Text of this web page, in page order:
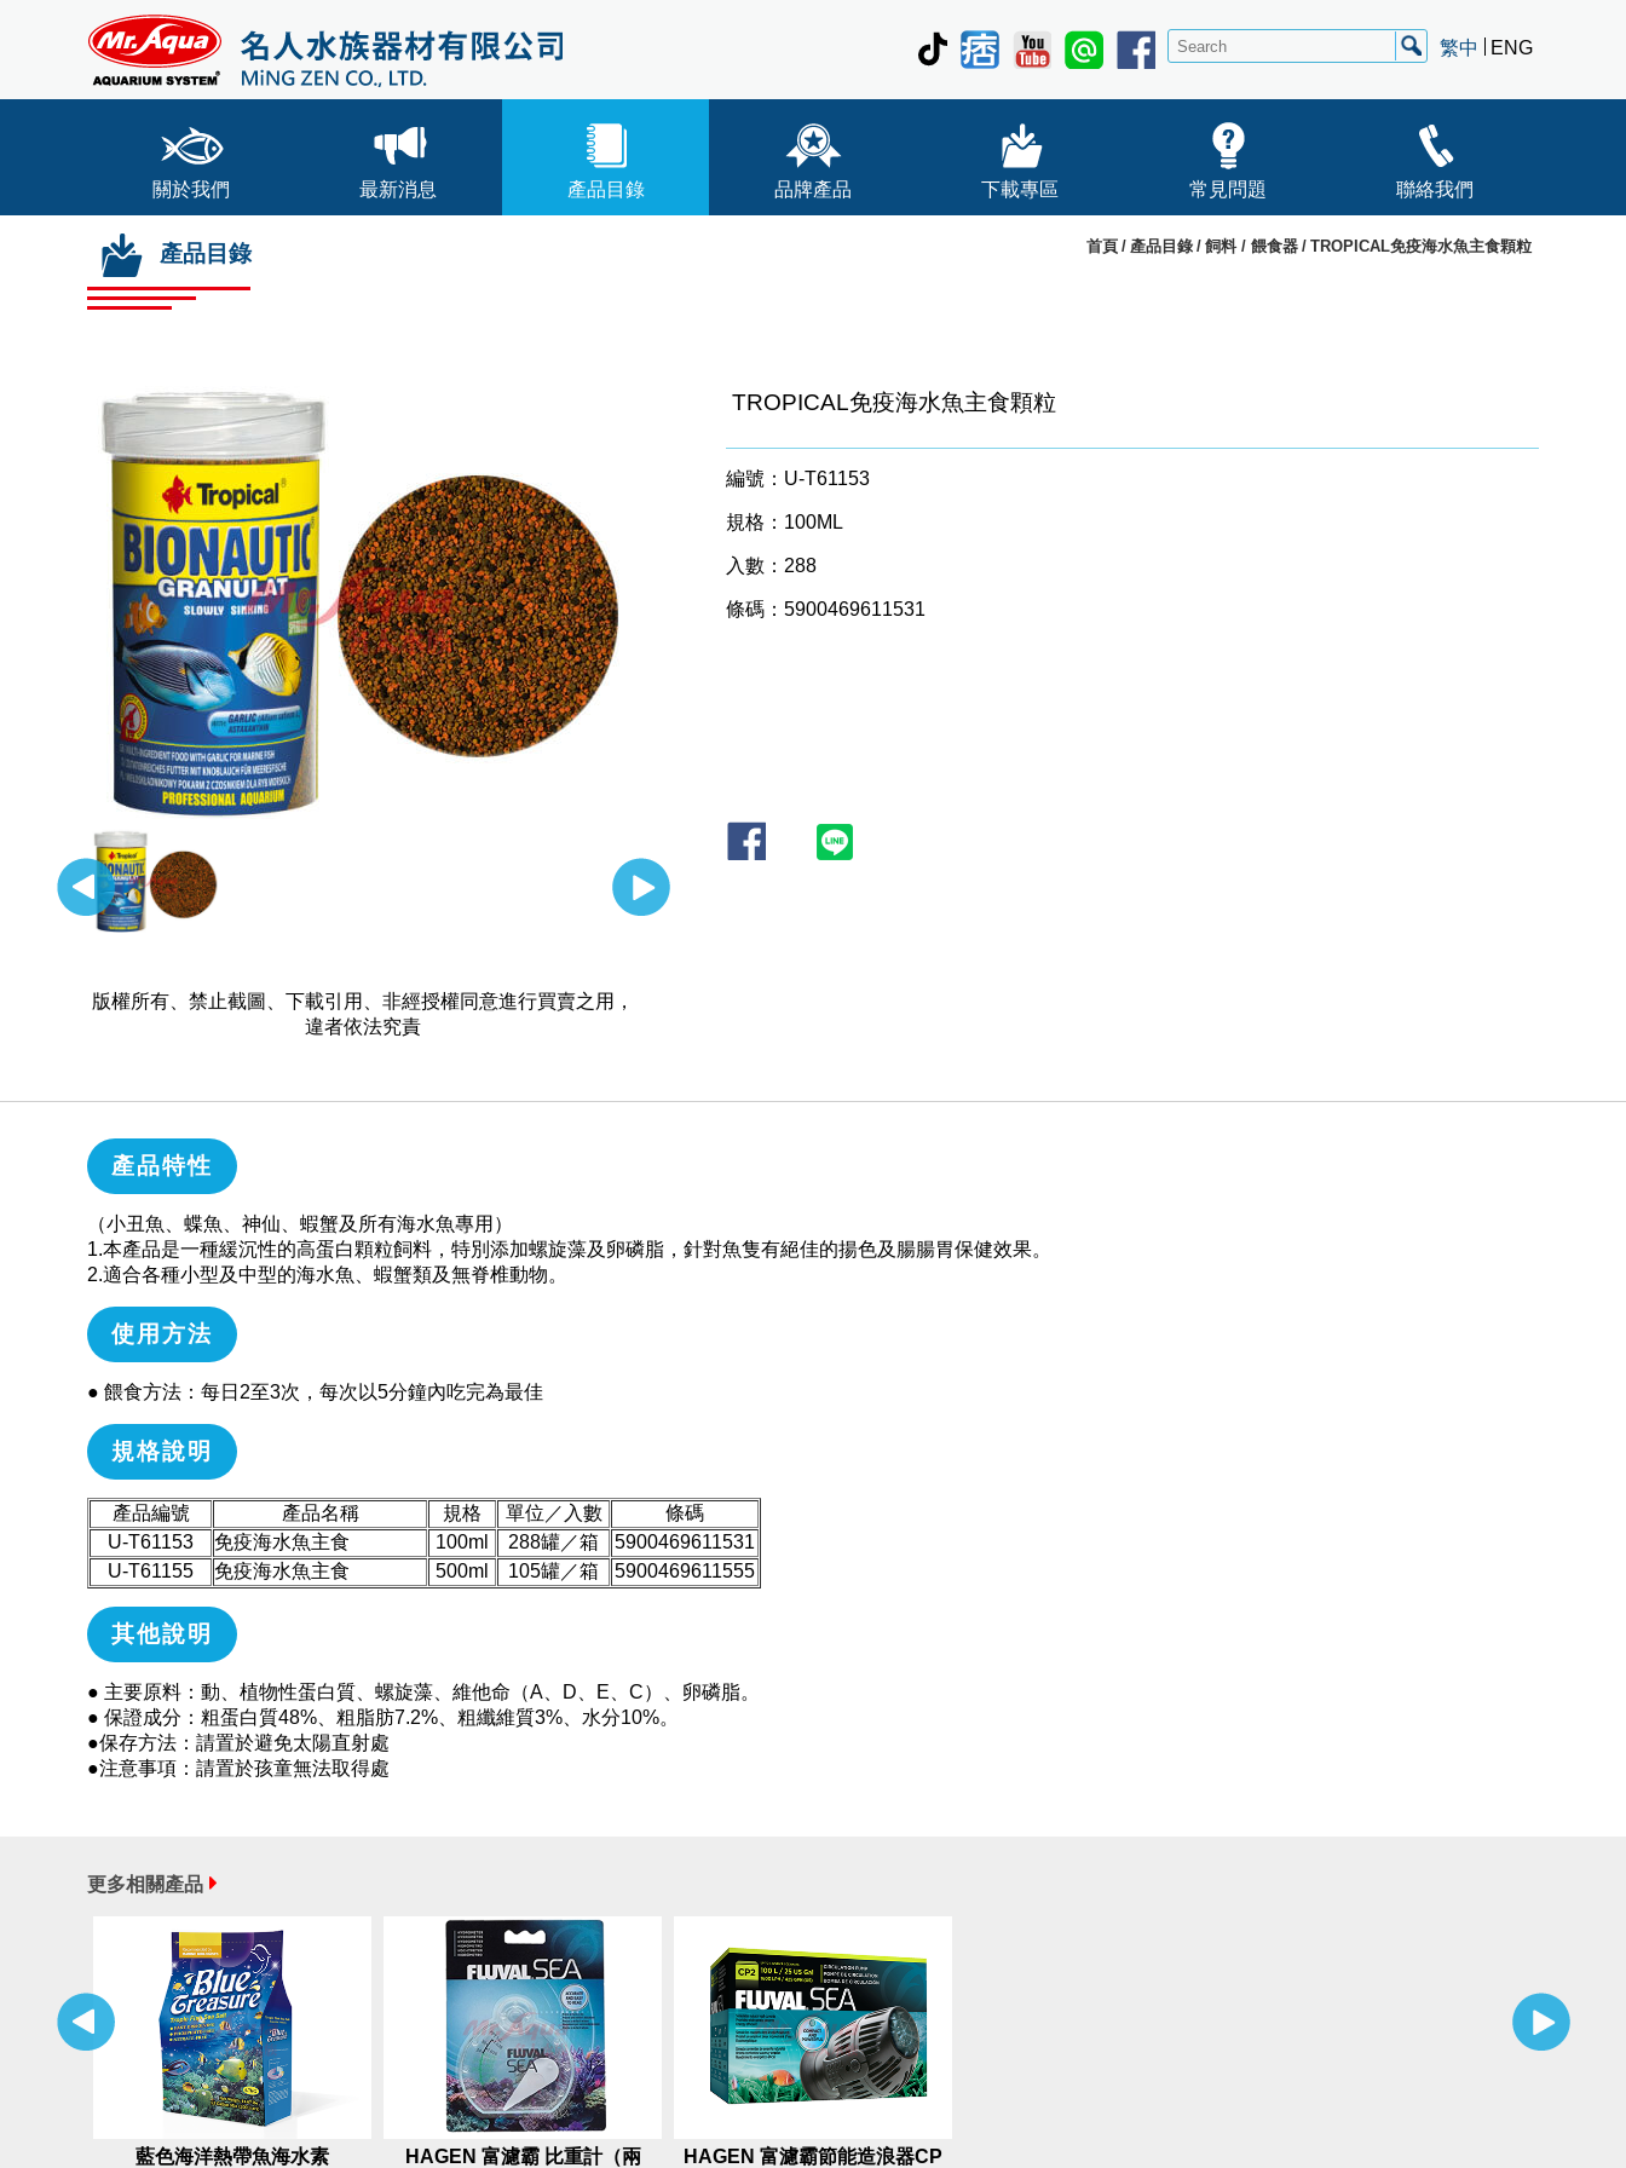
繁中 ENG
關於我們 最新消息 產品目錄 品牌產品 下載專區 常見問題 聯絡我們
產品目錄 首頁 產品目錄 飼料 / 餵食器 TROPICAL免疫海水魚主食顆粒
版權所有、禁止截圖、下載引用、非經授權同意進行買賣之用，
違者依法究責
TROPICAL免疫海水魚主食顆粒
編號：U-T61153
規格：100ML
入數：288
條碼：5900469611531
產品特性
（小丑魚、蝶魚、神仙、蝦蟹及所有海水魚專用）
1.本產品是一種緩沉性的高蛋白顆粒飼料，特別添加螺旋藻及卵磷脂，針對魚隻有絕佳的揚色及腸腸胃保健效果。
2.適合各種小型及中型的海水魚、蝦蟹類及無脊椎動物。
使用方法
● 餵食方法：每日2至3次，每次以5分鐘內吃完為最佳
規格說明
產品編號 產品名稱 規格 單位／入數
條碼
U-T61153
免疫海水魚主食 100ml 288罐／箱
5900469611531
U-T61155
免疫海水魚主食 500ml 105罐／箱 5900469611555
其他說明
● 主要原料：動、植物性蛋白質、螺旋藻、維他命（A、D、E、C）、卵磷脂。
● 保證成分：粗蛋白質48%、粗脂肪7.2%、粗纖維質3%、水分10%。
●保存方法：請置於避免太陽直射處
●注意事項：請置於孩童無法取得處
更多相關產品
藍色海洋熱帶魚海水素 HAGEN 富濾霸 比重計（兩 HAGEN 富濾霸節能造浪器CP